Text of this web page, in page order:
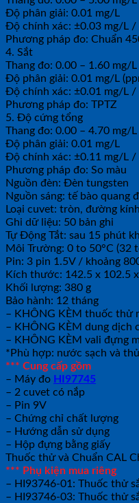
Độ phân giải: 0.01 mg/L
Độ chính xác: ±0.03 mg/L /
Phương pháp đo: Chuẩn
4. Sắt
Thang đo: 0.00 – 1.60 mg/L
Độ phân giải: 0.01 mg/L
Độ chính xác: ±0.01 mg/L /
Phương pháp đo: TPTZ
5. Độ cứng tổng
Thang đo: 0.00 – 4.70 mg/
Độ phân giải: 0.01 mg/L
Độ chính xác: ±0.11 mg/L /
Phương pháp đo: So màu
Nguồn đèn: Đèn tungsten
Nguồn sáng: tế bào quang
Loại cuvet: tròn, đường
Ghi dữ liệu: 50 bản ghi
Tự Động Tắt: sau 15 phút
Môi Trường: 0 to 50°C (32
Pin: 3 pin 1.5V / khoảng
Kích thước: 142.5 x 102.5
Khối lượng: 380 g
Bảo hành: 12 tháng
– KHÔNG KÈM thuốc thử
– KHÔNG KÈM dung dịch
– KHÔNG KÈM vali đựng
*Phù hợp: nước sạch và
*** Cung cấp gồm
– Máy đo HI97745
– 2 cuvet có nắp
– Pin 9V
– Chứng chỉ chất lượng
– Hướng dẫn sử dụng
– Hộp đựng bằng giấy
Thuốc thử và Chuẩn CAL
*** Phụ kiện mua riêng
– HI93746-01: Thuốc thử
– HI93746-03: Thuốc thử